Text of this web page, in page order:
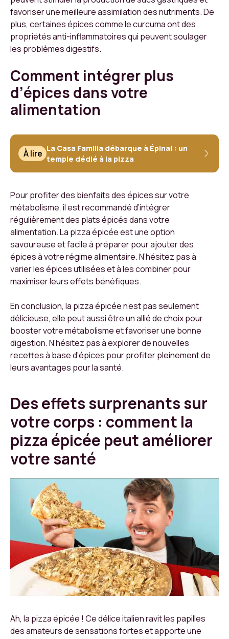
favoriser une meilleure assimilation des nutriments. De
plus, certaines épices comme le curcuma ont des
propriétés anti-inflammatoires qui peuvent soulager
les problèmes digestifs.
Comment intégrer plus
d’épices dans votre
alimentation
À lire La Casa Familia débarque à Épinal : un
temple dédié à la pizza
Pour profiter des bienfaits des épices sur votre
métabolisme, il est recommandé d’intégrer
régulièrement des plats épicés dans votre
alimentation. La pizza épicée est une option
savoureuse et facile à préparer pour ajouter des
épices à votre régime alimentaire. N’hésitez pas à
varier les épices utilisées et à les combiner pour
maximiser leurs effets bénéfiques.
En conclusion, la pizza épicée n’est pas seulement
délicieuse, elle peut aussi être un allié de choix pour
booster votre métabolisme et favoriser une bonne
digestion. N’hésitez pas à explorer de nouvelles
recettes à base d’épices pour profiter pleinement de
leurs avantages pour la santé.
Des effets surprenants sur
votre corps : comment la
pizza épicée peut améliorer
votre santé
Ah, la pizza épicée ! Ce délice italien ravit les papilles
des amateurs de sensations fortes et apporte une